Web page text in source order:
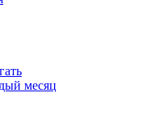
месяц